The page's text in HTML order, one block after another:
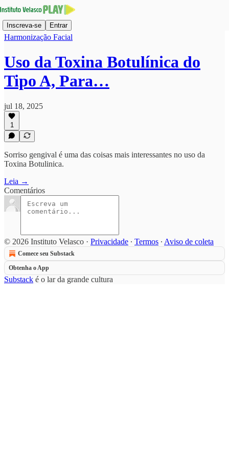
Inscreva-se Entrar
Harmonização Facial
Uso da Toxina Botulínica do
Tipo A, Para…
jul 18, 2025
1
Sorriso gengival é uma das coisas mais interessantes no uso da
Toxina Botulinica.
Leia →
Comentários
© 2026 Instituto Velasco · Privacidade ∙ Termos ∙ Aviso de coleta
Comece seu Substack
Obtenha o App
Substack é o lar da grande cultura